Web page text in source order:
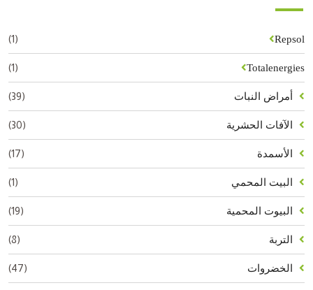
Repsol
(1)
Totalenergies
(1)
أمراض النبات (39)
الآفات الحشرية (30)
الأسمدة (17)
البيت المحمي (1)
البيوت المحمية (19)
التربة (8)
الخضروات (47)